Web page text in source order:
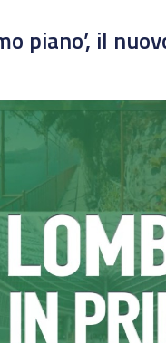
piano’, il